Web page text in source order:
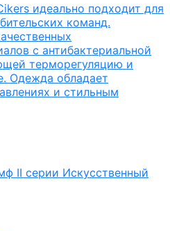
идеально подходит для
команд.
с антибактериальной
терморегуляцию и
Одежда обладает
и стильным
II серии Искусственный